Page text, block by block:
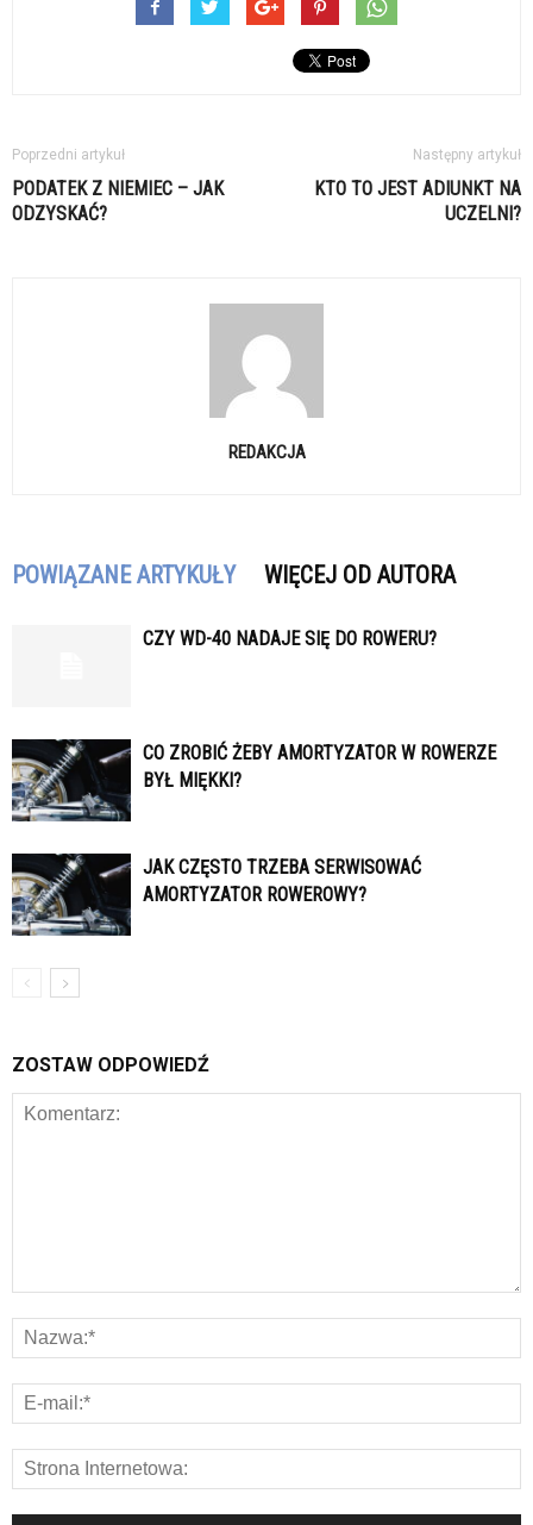
Poprzedni artykuł
PODATEK Z NIEMIEC – JAK
ODZYSKAĆ?
Następny artykuł
KTO TO JEST ADIUNKT NA
UCZELNI?
REDAKCJA
POWIĄZANE ARTYKUŁY WIĘCEJ OD AUTORA
CZY WD-40 NADAJE SIĘ DO ROWERU?
CO ZROBIĆ ŻEBY AMORTYZATOR W ROWERZE
BYŁ MIĘKKI?
JAK CZĘSTO TRZEBA SERWISOWAĆ
AMORTYZATOR ROWEROWY?
ZOSTAW ODPOWIEDŹ